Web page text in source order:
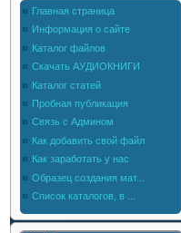
Главная страница
Информация о сайте
Каталог файлов
Скачать АУДИОКНИГИ
Каталог статей
Пробная публикация
Связь с Админом
Как добавить свой файл
Как заработать у нас
Образец создания мат...
Список каталогов, в ...